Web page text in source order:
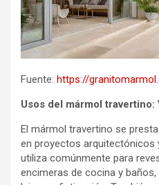
Fuente: https://
Usos del mármol
El mármol travertino se
en proyectos arquitectónicos
utiliza comúnmente para
encimeras de cocina y